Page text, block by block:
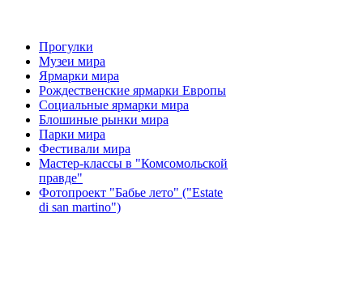
Прогулки
Музеи мира
Ярмарки мира
Рождественские ярмарки Европы
Социальные ярмарки мира
Блошиные рынки мира
Парки мира
Фестивали мира
Мастер-классы в "Комсомольской
правде"
Фотопроект "Бабье лето" ("Еstate
di san martino")